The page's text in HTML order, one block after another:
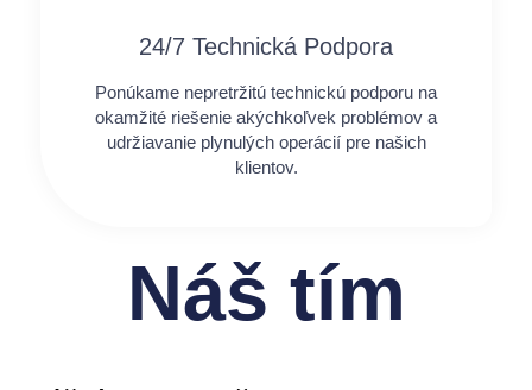
24/7 Technická Podpora
Ponúkame nepretržitú technickú podporu na
okamžité riešenie akýchkoľvek problémov a
udržiavanie plynulých operácií pre našich
klientov.
Náš tím